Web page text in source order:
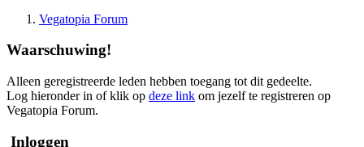
Vegatopia Forum
Waarschuwing!
Alleen geregistreerde leden hebben toegang tot dit gedeelte.
Log hieronder in of klik op deze link om jezelf te registreren op
Vegatopia Forum.
Inloggen